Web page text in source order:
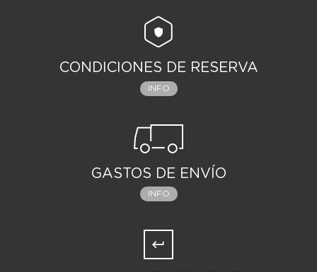
CONDICIONES DE RESERVA
INFO
GASTOS DE ENVÍO
INFO